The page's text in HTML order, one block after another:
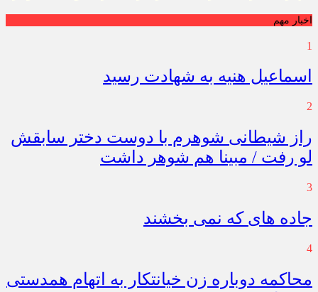
اخبار مهم
1
اسماعیل هنیه به شهادت رسید
2
راز شیطانی شوهرم با دوست دختر سابقش
لو رفت / مبینا هم شوهر داشت
3
جاده های که نمی بخشند
4
محاکمه دوباره زن خیانتکار به اتهام همدستی